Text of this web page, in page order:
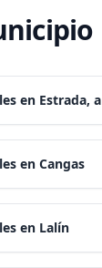
en Estrada, a
en Cangas
en Lalín